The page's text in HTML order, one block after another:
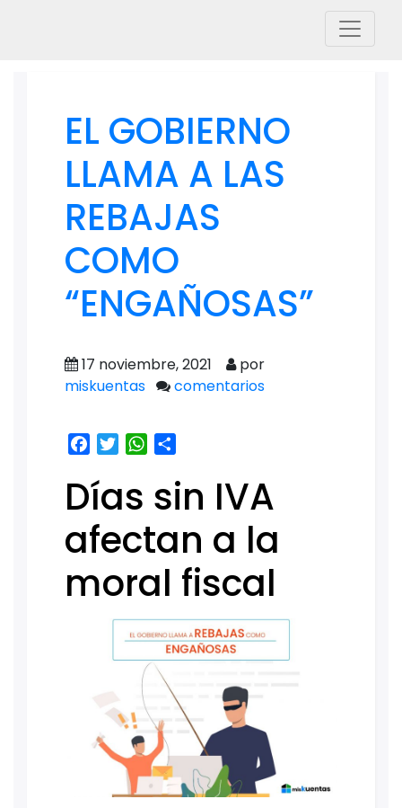
EL GOBIERNO
LLAMA A LAS
REBAJAS
COMO
“ENGAÑOSAS”
17 noviembre, 2021
por
miskuentas
comentarios
Facebook
TwitterWhatsApp
Días sin IVA
afectan a la
moral fiscal